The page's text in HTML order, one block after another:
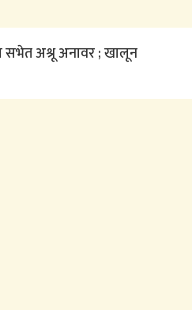
सभेत अश्रू अनावर ; खालून